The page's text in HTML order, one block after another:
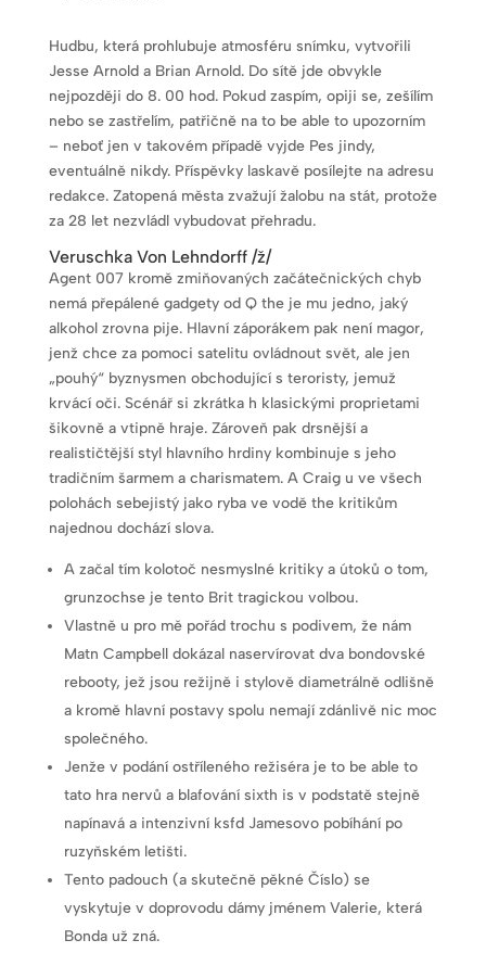
Hudbu, která prohlubuje atmosféru snímku, vytvořili
Jesse Arnold a Brian Arnold. Do sítě jde obvykle
nejpozději do 8. 00 hod. Pokud zaspím, opiji se, zešílím
nebo se zastřelím, patřičně na to be able to upozorním
– neboť jen v takovém případě vyjde Pes jindy,
eventuálně nikdy. Příspěvky laskavě posílejte na adresu
redakce. Zatopená města zvažují žalobu na stát, protože
za 28 let nezvládl vybudovat přehradu.
Veruschka Von Lehndorff /ž/
Agent 007 kromě zmiňovaných začátečnických chyb
nemá přepálené gadgety od Q the je mu jedno, jaký
alkohol zrovna pije. Hlavní záporákem pak není magor,
jenž chce za pomoci satelitu ovládnout svět, ale jen
„pouhý“ byznysmen obchodující s teroristy, jemuž
krvácí oči. Scénář si zkrátka h klasickými proprietami
šikovně a vtipně hraje. Zároveň pak drsnější a
realističtější styl hlavního hrdiny kombinuje s jeho
tradičním šarmem a charismatem. A Craig u ve všech
polohách sebejistý jako ryba ve vodě the kritikům
najednou dochází slova.
A začal tím kolotoč nesmyslné kritiky a útoků o tom,
grunzochse je tento Brit tragickou volbou.
Vlastně u pro mě pořád trochu s podivem, že nám
Matn Campbell dokázal naservírovat dva bondovské
rebooty, jež jsou režijně i stylově diametrálně odlišně
a kromě hlavní postavy spolu nemají zdánlivě nic moc
společného.
Jenže v podání ostříleného režiséra je to be able to
tato hra nervů a blafování sixth is v podstatě stejně
napínavá a intenzivní ksfd Jamesovo pobíhání po
ruzyňském letišti.
Tento padouch (a skutečně pěkné Číslo) se
vyskytuje v doprovodu dámy jménem Valerie, která
Bonda už zná.